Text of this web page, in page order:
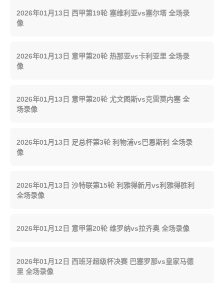
2026年01月13日 西甲第19轮 塞维利亚vs塞尔塔 全场录
像
2026年01月13日 意甲第20轮 热那亚vs卡利亚里 全场录
像
2026年01月13日 意甲第20轮 尤文图斯vs克雷莫内塞 全
场录像
2026年01月13日 足总杯第3轮 利物浦vs巴恩斯利 全场录
像
2026年01月13日 沙特联第15轮 利雅得新月vs利雅得胜利
全场录像
2026年01月12日 意甲第20轮 维罗纳vs拉齐奥 全场录像
2026年01月12日 西班牙超级杯决赛 巴塞罗那vs皇家马德
里 全场录像